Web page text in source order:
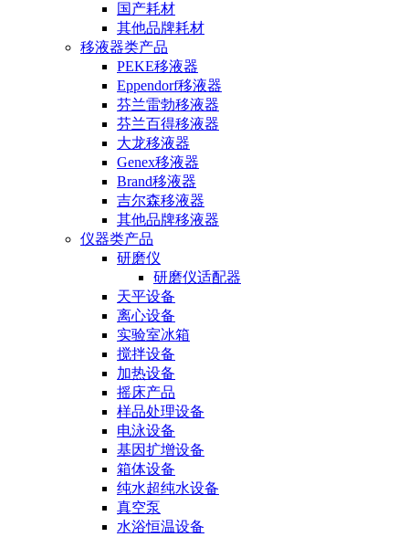
国产耗材
其他品牌耗材
移液器类产品
PEKE移液器
Eppendorf移液器
芬兰雷勃移液器
芬兰百得移液器
大龙移液器
Genex移液器
Brand移液器
吉尔森移液器
其他品牌移液器
仪器类产品
研磨仪
研磨仪适配器
天平设备
离心设备
实验室冰箱
搅拌设备
加热设备
摇床产品
样品处理设备
电泳设备
基因扩增设备
箱体设备
纯水超纯水设备
真空泵
水浴恒温设备